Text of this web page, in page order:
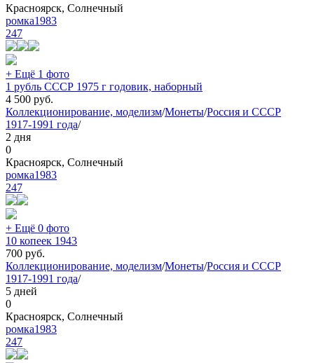
Красноярск, Солнечный
ромка1983
247
+ Ещё 1 фото
1 рубль СССР 1975 г годовик, наборный
4 500 руб.
Коллекционирование, моделизм/Монеты/Россия и СССР
1917-1991 года/
2 дня
0
Красноярск, Солнечный
ромка1983
247
+ Ещё 0 фото
10 копеек 1943
700 руб.
Коллекционирование, моделизм/Монеты/Россия и СССР
1917-1991 года/
5 дней
0
Красноярск, Солнечный
ромка1983
247